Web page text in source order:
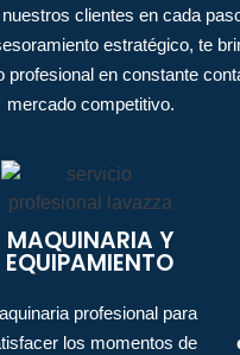
clientes en cada
estratégico, te
en constante
mercado competitivo.
MAQUINARIA Y
EQUIPAMIENTO
profesional para
los momentos de